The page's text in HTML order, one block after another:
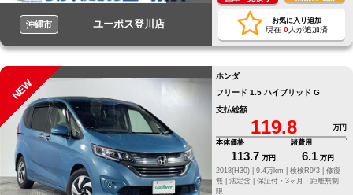
沖縄市 ユーポス登川店 お気に入り追加
現在 0人が追加済
NEW
ホンダ
フリード 1.5 ハイブリッド G
支払総額
119.8
万円
本体価格
113.7 万円
諸費用
6.1 万円
2018(H30) |
9.4万km | 検検R9/3 | 修復
無 | 法定含 | 保証付・3ヶ月・距離無制
限